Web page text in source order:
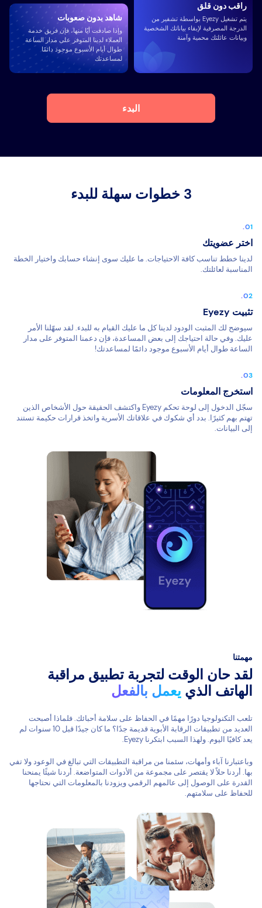
راقب دون قلق
يتم تشغيل Eyezy بواسطة تشفير من
الدرجة المصرفية لإبقاء بياناتك الشخصية
وبيانات عائلتك محمية وآمنة
شاهد بدون صعوبات
وإذا صادفت أيًا منها، فإن فريق خدمة
العملاء لدينا المتوفر على مدار الساعة
طوال أيام الأسبوع موجود دائمًا
لمساعدتك
البدء
3 خطوات سهلة للبدء
اختر عضويتك
لدينا خطط تناسب كافة الاحتياجات. ما عليك سوى إنشاء حسابك واختيار الخطة
المناسبة لعائلتك.
تثبيت Eyezy
سيوضح لك المثبت الودود لدينا كل ما عليك القيام به للبدء. لقد سهّلنا الأمر
عليك. وفي حالة احتياجك إلى بعض المساعدة، فإن دعمنا المتوفر على مدار
الساعة طوال أيام الأسبوع موجود دائمًا لمساعدتك!
استخرج المعلومات
سجّل الدخول إلى لوحة تحكم Eyezy واكتشف الحقيقة حول الأشخاص الذين
تهتم بهم كثيرًا. بدد أي شكوك في علاقاتك الأسرية واتخذ قرارات حكيمة تستند
إلى البيانات.
مهمتنا
لقد حان الوقت لتجربة تطبيق مراقبة
الهاتف الذي يعمل بالفعل
تلعب التكنولوجيا دورًا مهمًا في الحفاظ على سلامة أحبائك. فلماذا أصبحت
العديد من تطبيقات الرقابة الأبوية قديمة جدًا؟ ما كان جيدًا قبل 10 سنوات لم
يعد كافيًا اليوم. ولهذا السبب ابتكرنا Eyezy.
وباعتبارنا آباء وأمهات، سئمنا من مراقبة التطبيقات التي تبالغ في الوعود ولا تفي
بها. أردنا حلاً لا يقتصر على مجموعة من الأدوات المتواضعة. أردنا شيئًا يمنحنا
القدرة على الوصول إلى عالمهم الرقمي ويزودنا بالمعلومات التي نحتاجها
للحفاظ على سلامتهم.